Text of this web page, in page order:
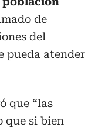
de
del
pueda atender
que “las
que si bien